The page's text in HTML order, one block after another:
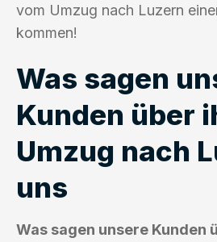
vom Umzug nach Luzern
kommen!
Was sagen
Kunden über
Umzug nach
uns
Was sagen unsere Kunden